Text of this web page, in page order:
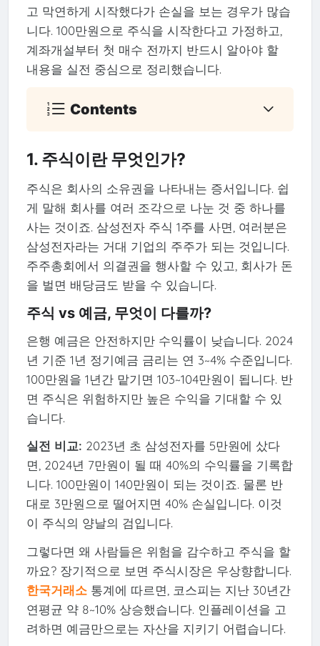
고 막연하게 시작했다가 손실을 보는 경우가 많습
니다. 100만원으로 주식을 시작한다고 가정하고,
계좌개설부터 첫 매수 전까지 반드시 알아야 할
내용을 실전 중심으로 정리했습니다.
Contents
1. 주식이란 무엇인가?
주식은 회사의 소유권을 나타내는 증서입니다. 쉽
게 말해 회사를 여러 조각으로 나눈 것 중 하나를
사는 것이죠. 삼성전자 주식 1주를 사면, 여러분은
삼성전자라는 거대 기업의 주주가 되는 것입니다.
주주총회에서 의결권을 행사할 수 있고, 회사가 돈
을 벌면 배당금도 받을 수 있습니다.
주식 vs 예금, 무엇이 다를까?
은행 예금은 안전하지만 수익률이 낮습니다. 2024
년 기준 1년 정기예금 금리는 연 3~4% 수준입니다.
100만원을 1년간 맡기면 103~104만원이 됩니다. 반
면 주식은 위험하지만 높은 수익을 기대할 수 있
습니다.
실전 비교: 2023년 초 삼성전자를 5만원에 샀다
면, 2024년 7만원이 될 때 40%의 수익률을 기록합
니다. 100만원이 140만원이 되는 것이죠. 물론 반
대로 3만원으로 떨어지면 40% 손실입니다. 이것
이 주식의 양날의 검입니다.
그렇다면 왜 사람들은 위험을 감수하고 주식을 할
까요? 장기적으로 보면 주식시장은 우상향합니다.
한국거래소통계에 따르면, 코스피는 지난 30년간
연평균 약 8~10% 상승했습니다. 인플레이션을 고
려하면 예금만으로는 자산을 지키기 어렵습니다.